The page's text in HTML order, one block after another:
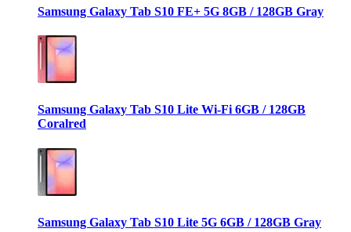
Samsung Galaxy Tab S10 FE+ 5G 8GB / 128GB Gray
Samsung Galaxy Tab S10 Lite Wi-Fi 6GB / 128GB
Coralred
Samsung Galaxy Tab S10 Lite 5G 6GB / 128GB Gray